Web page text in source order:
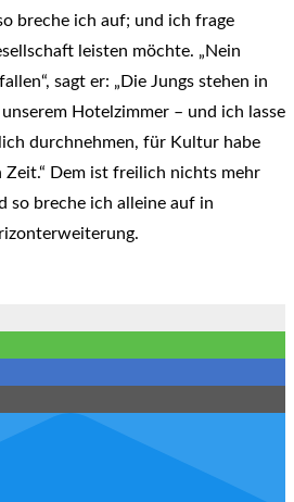
breche ich auf; und ich frage
leisten möchte. „Nein
sagt er: „Die Jungs stehen in
Hotelzimmer – und ich lasse
durchnehmen, für Kultur habe
Zeit.“ Dem ist freilich nichts mehr
so breche ich alleine auf in